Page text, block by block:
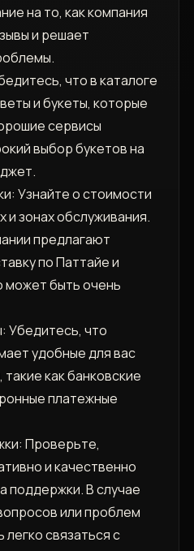
на то‚ как компания
и решает
что в каталоге
и букеты‚ которые
сервисы
выбор букетов на
Узнайте о стоимости
и зонах обслуживания.
предлагают
по Паттайе и
может быть очень
Убедитесь‚ что
удобные для вас
как банковские
платежные
Проверьте‚
и качественно
поддержки. В случае
или проблем
связаться с